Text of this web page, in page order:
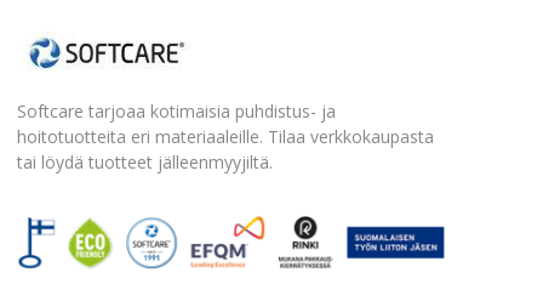
Softcare tarjoaa kotimaisia puhdistus- ja
hoitotuotteita eri materiaaleille. Tilaa verkkokaupasta
tai löydä tuotteet jälleenmyyjiltä.